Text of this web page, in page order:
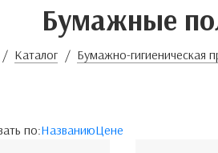
Бумажные
Каталог Бумажно-гигиеническая
по:НазваниюЦене